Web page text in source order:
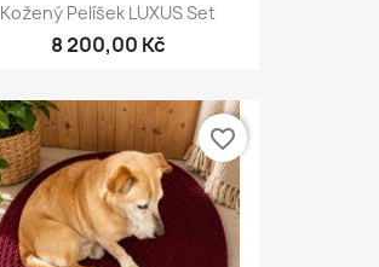
Kožený Pelíšek LUXUS Set
8 200,00 Kč
favorite_border